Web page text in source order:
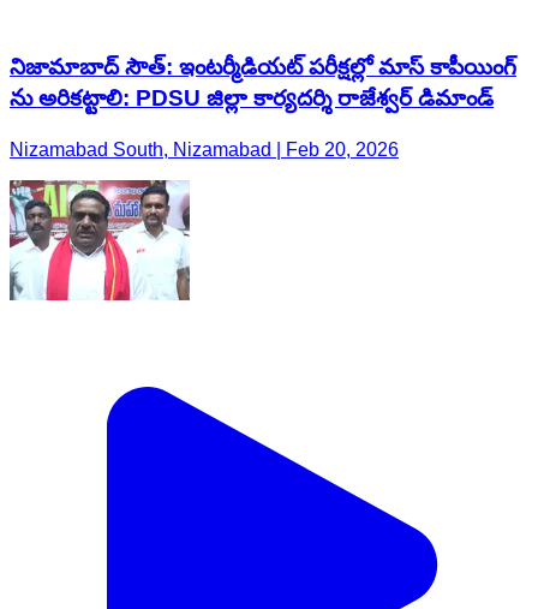
నిజామాబాద్ సౌత్: ఇంటర్మీడియట్ పరీక్షల్లో మాస్ కాపీయింగ్
ను అరికట్టాలి: PDSU జిల్లా కార్యదర్శి రాజేశ్వర్ డిమాండ్
Nizamabad South, Nizamabad | Feb 20, 2026